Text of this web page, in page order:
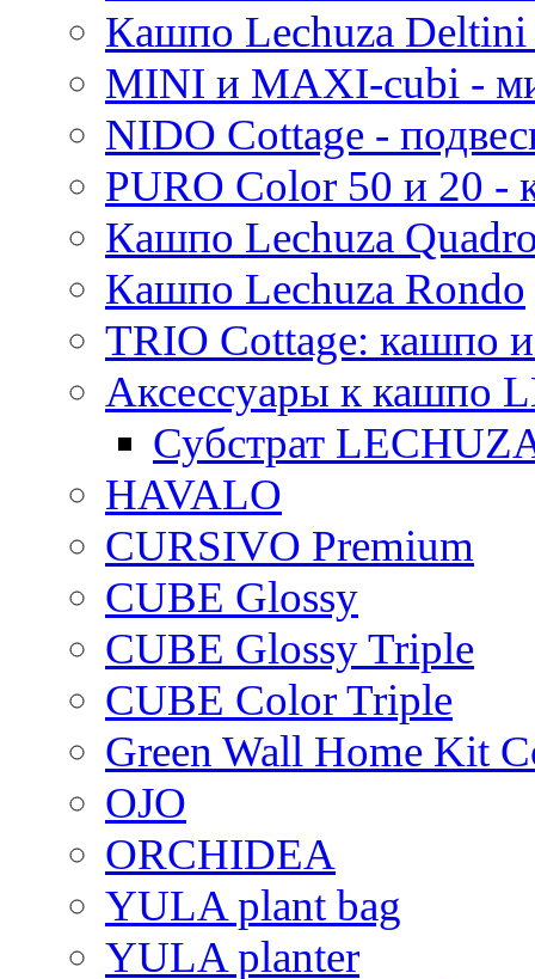
Кашпо Lechuza
MINI и MAXI-cubi -
NIDO Cottage -
PURO Color 50 и 20
Кашпо Lechuza
Кашпо Lechuza Rondo
TRIO Cottage: кашпо
Аксессуары к кашпо
Субстрат
HAVALO
CURSIVO Premium
CUBE Glossy
CUBE Glossy Triple
CUBE Color Triple
Green Wall Home Kit
OJO
ORCHIDEA
YULA plant bag
YULA planter